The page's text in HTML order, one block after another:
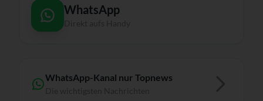
WhatsApp
WhatsApp-Kanal nur Topnews